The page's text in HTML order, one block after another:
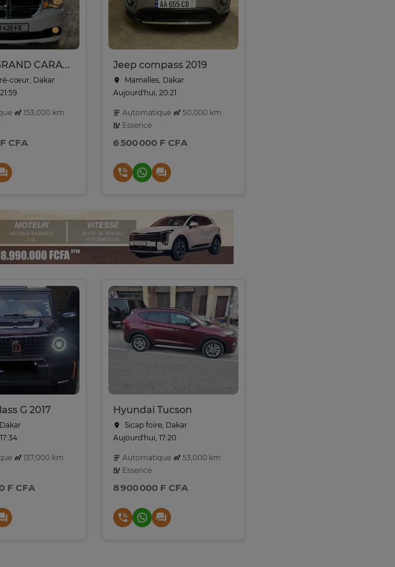
DODGE GRAND CARAVANE 7 places 2017
cœur, Dakar
153,000 km
CFA
Jeep compass 2019
Mamelles, Dakar
Aujourd'hui, 20:21
Automatique
50,000 km
Essence
6 500 000 F CFA
G 2017
137,000 km
F CFA
Hyundai Tucson
Sicap foire, Dakar
Aujourd'hui, 17:20
Automatique
53,000 km
Essence
8 900 000 F CFA